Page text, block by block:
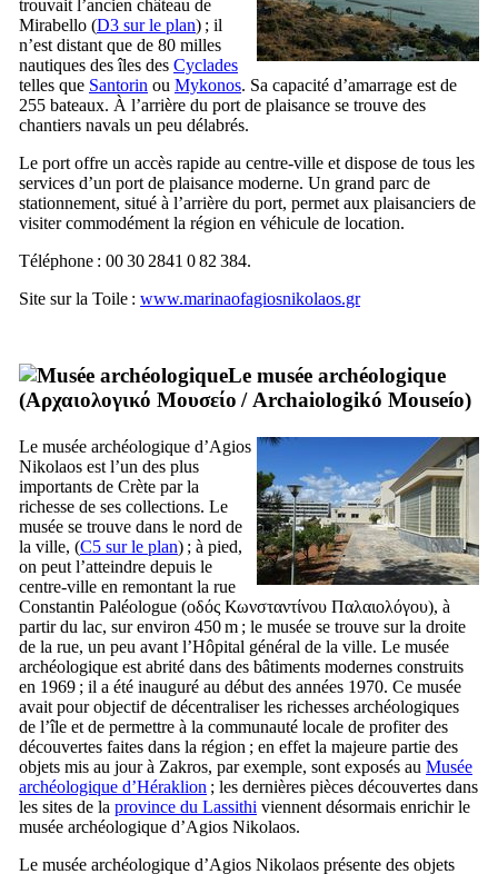
trouvait l’ancien château de
Mirabello (D3 sur le plan) ; il
n’est distant que de 80 milles
nautiques des îles des Cyclades
telles que Santorin ou Mykonos. Sa capacité d’amarrage est de
255 bateaux. À l’arrière du port de plaisance se trouve des
chantiers navals un peu délabrés.
Le port offre un accès rapide au centre-ville et dispose de tous les
services d’un port de plaisance moderne. Un grand parc de
stationnement, situé à l’arrière du port, permet aux plaisanciers de
visiter commodément la région en véhicule de location.
Téléphone : 00 30 2841 0 82 384.
Site sur la Toile : www.marinaofagiosnikolaos.gr
Le musée archéologique
(Αρχαιολογικό Μουσείο / Archaiologikó Mouseío)
Le musée archéologique d’Agios
Nikolaos est l’un des plus
importants de Crète par la
richesse de ses collections. Le
musée se trouve dans le nord de
la ville, (C5 sur le plan) ; à pied,
on peut l’atteindre depuis le
centre-ville en remontant la rue
Constantin Paléologue (οδός Κωνσταντίνου Παλαιολόγου), à
partir du lac, sur environ 450 m ; le musée se trouve sur la droite
de la rue, un peu avant l’Hôpital général de la ville. Le musée
archéologique est abrité dans des bâtiments modernes construits
en 1969 ; il a été inauguré au début des années 1970. Ce musée
avait pour objectif de décentraliser les richesses archéologiques
de l’île et de permettre à la communauté locale de profiter des
découvertes faites dans la région ; en effet la majeure partie des
objets mis au jour à Zakros, par exemple, sont exposés au Musée
archéologique d’Héraklion ; les dernières pièces découvertes dans
les sites de la province du Lassithi viennent désormais enrichir le
musée archéologique d’Agios Nikolaos.
Le musée archéologique d’Agios Nikolaos présente des objets